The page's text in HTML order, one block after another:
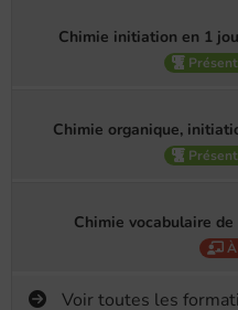
Chimie initiation en 1
Chimie organique,
Chimie vocabulaire
À
Voir toutes les